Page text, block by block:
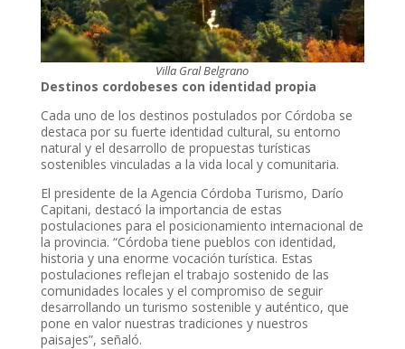
Villa Gral Belgrano
Destinos cordobeses con identidad propia
Cada uno de los destinos postulados por Córdoba se
destaca por su fuerte identidad cultural, su entorno
natural y el desarrollo de propuestas turísticas
sostenibles vinculadas a la vida local y comunitaria.
El presidente de la Agencia Córdoba Turismo, Darío
Capitani, destacó la importancia de estas
postulaciones para el posicionamiento internacional de
la provincia. “Córdoba tiene pueblos con identidad,
historia y una enorme vocación turística. Estas
postulaciones reflejan el trabajo sostenido de las
comunidades locales y el compromiso de seguir
desarrollando un turismo sostenible y auténtico, que
pone en valor nuestras tradiciones y nuestros
paisajes”, señaló.